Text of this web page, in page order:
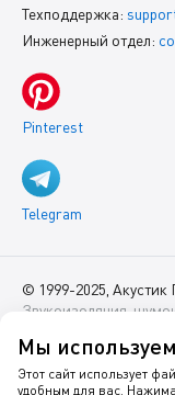
Техподдержка:
Инженерный отдел:
Pinterest
Telegram
© 1999-2025, Акустик
Звукоизоляция,
Данный интернет-
Мы
Этот сайт использует
удобным для вас.